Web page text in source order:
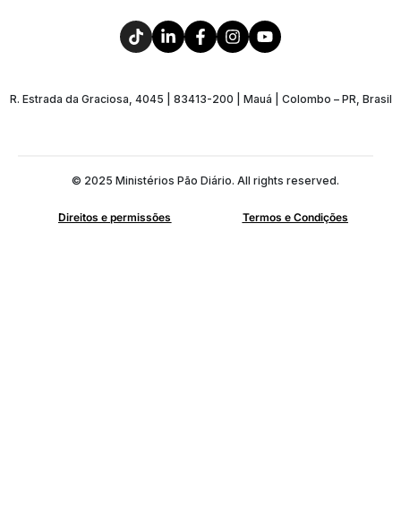
R. Estrada da Graciosa, 4045 | 83413-200 | Mauá | Colombo – PR, Brasil
© 2025 Ministérios Pão Diário. All rights reserved.
Direitos e permissões Termos e Condições